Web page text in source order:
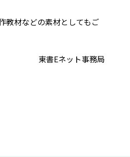
教材などの素材としてもご
東書Eネット事務局